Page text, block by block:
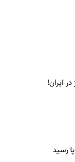
ایران!
رسید